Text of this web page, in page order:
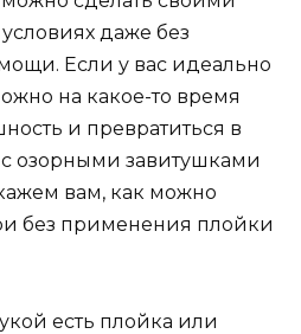
даже без
Если у вас идеально
на какое-то время
и превратиться в
озорными завитушками
вам, как можно
без применения плойки
есть плойка или